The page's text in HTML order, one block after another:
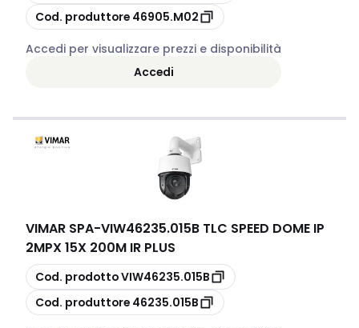
copia
Cod. produttore 46905.M02
Accedi per visualizzare prezzi e disponibilità
Accedi
VIMAR SPA-VIW46235.015B TLC SPEED DOME IP
2MPX 15X 200M IR PLUS
copia
Cod. prodottoVIW46235.015B
copia
Cod. produttore 46235.015B